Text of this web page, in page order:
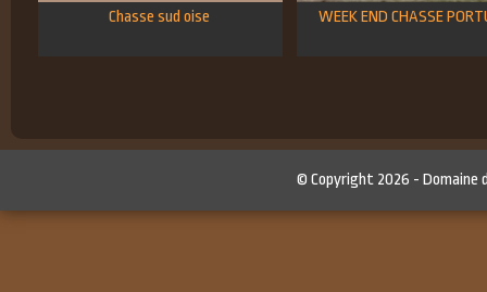
Chasse sud oise WEEK END CHASSE
© Copyright 2026 -Domaine